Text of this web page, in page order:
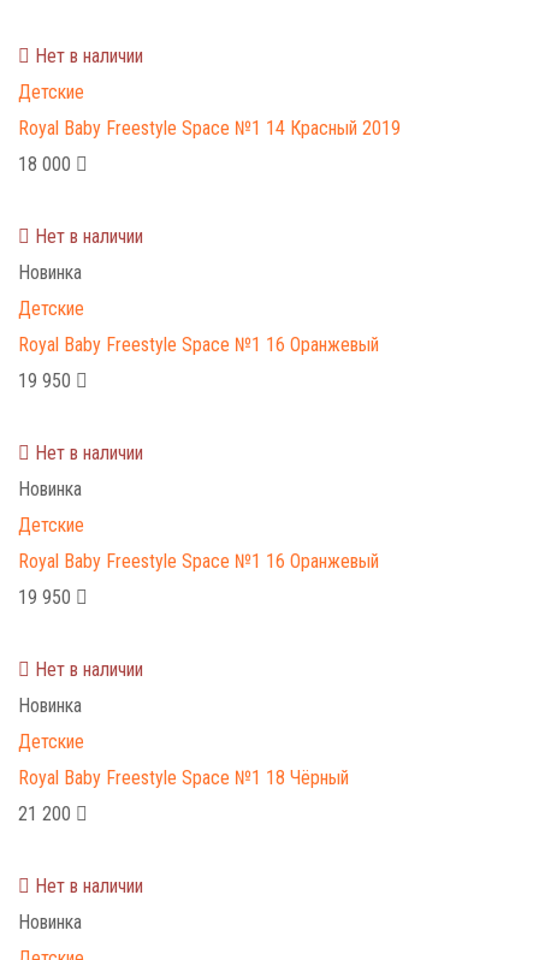
Нет в наличии
Детские
Royal Baby Freestyle Space №1 14 Красный 2019
18 000
Нет в наличии
Новинка
Детские
Royal Baby Freestyle Space №1 16 Оранжевый
19 950
Нет в наличии
Новинка
Детские
Royal Baby Freestyle Space №1 16 Оранжевый
19 950
Нет в наличии
Новинка
Детские
Royal Baby Freestyle Space №1 18 Чёрный
21 200
Нет в наличии
Новинка